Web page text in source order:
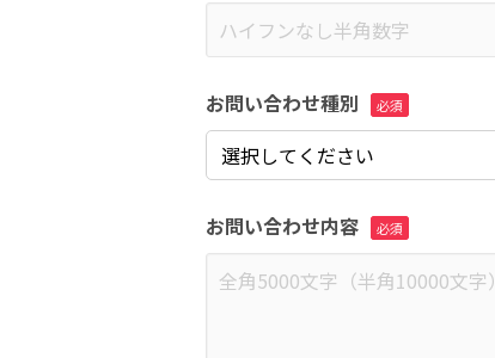
お問い合わせ種別
お問い合わせ内容